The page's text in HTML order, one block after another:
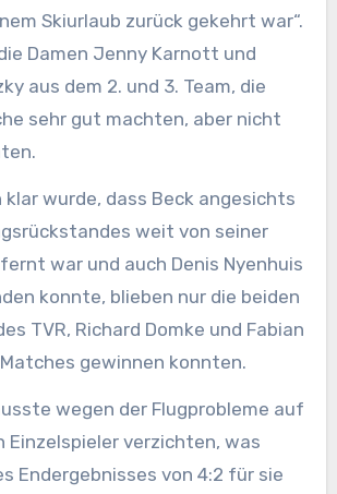
Skiurlaub zurück gekehrt war“.
Damen Jenny Karnott und
aus dem 2. und 3. Team, die
sehr gut machten, aber nicht
klar wurde, dass Beck angesichts
weit von seiner
war und auch Denis Nyenhuis
konnte, blieben nur die beiden
TVR, Richard Domke und Fabian
gewinnen konnten.
wegen der Flugprobleme auf
Einzelspieler verzichten, was
Endergebnisses von 4:2 für sie